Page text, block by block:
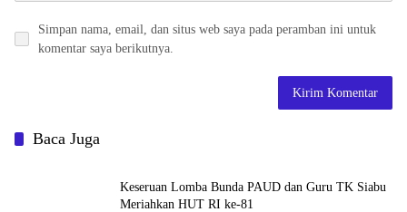
Simpan nama, email, dan situs web saya pada peramban ini untuk
komentar saya berikutnya.
Baca Juga
Keseruan Lomba Bunda PAUD dan Guru TK Siabu
Meriahkan HUT RI ke-81